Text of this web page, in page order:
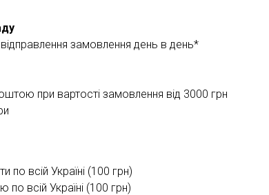
замовлення день в день*
при вартості замовлення від 3000 грн
по всій Україні (100 грн)
всій Україні (100 грн)